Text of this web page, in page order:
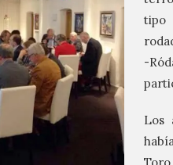
tipo
-
Los